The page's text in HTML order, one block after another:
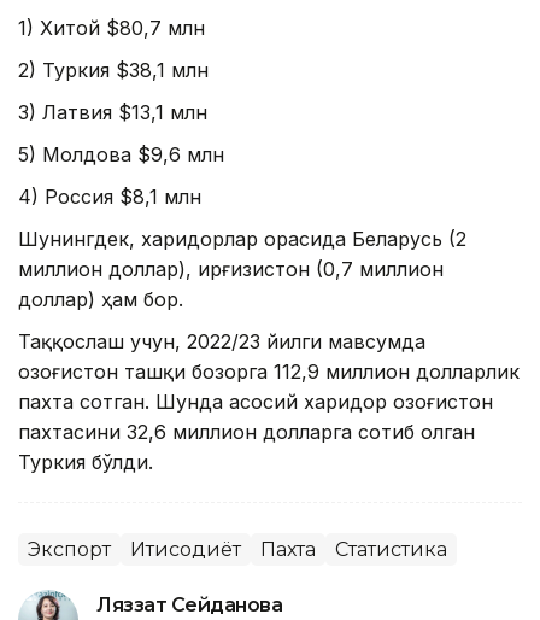
1) Хитой $80,7 млн
2) Туркия $38,1 млн
3) Латвия $13,1 млн
5) Молдова $9,6 млн
4) Россия $8,1 млн
Шунингдек, харидорлар орасида Беларусь (2
миллион доллар), Қирғизистон (0,7 миллион
доллар) ҳам бор.
Таққослаш учун, 2022/23 йилги мавсумда
Қозоғистон ташқи бозорга 112,9 миллион долларлик
пахта сотган. Шунда асосий харидор Қозоғистон
пахтасини 32,6 миллион долларга сотиб олган
Туркия бўлди.
Экспорт Иқтисодиёт Пахта Статистика
Ляззат Сейданова